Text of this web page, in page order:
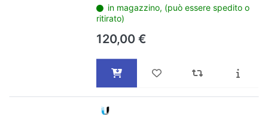
in magazzino, (può essere spedito o
ritirato)
120,00 €